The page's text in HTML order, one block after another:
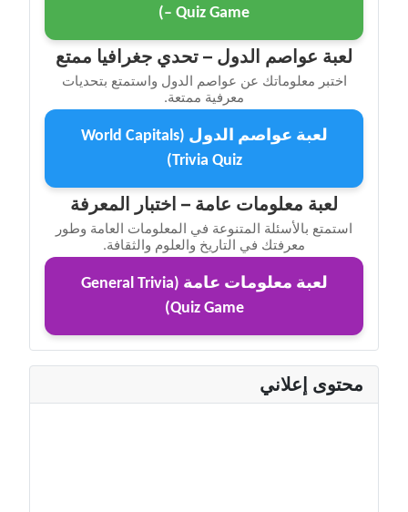
– Quiz Game)
لعبة عواصم الدول – تحدي جغرافيا ممتع
اختبر معلوماتك عن عواصم الدول واستمتع بتحديات
معرفية ممتعة.
لعبة عواصم الدول (World Capitals
Trivia Quiz)
لعبة معلومات عامة – اختبار المعرفة
استمتع بالأسئلة المتنوعة في المعلومات العامة وطور
معرفتك في التاريخ والعلوم والثقافة.
لعبة معلومات عامة (General Trivia
Quiz Game)
محتوى إعلاني